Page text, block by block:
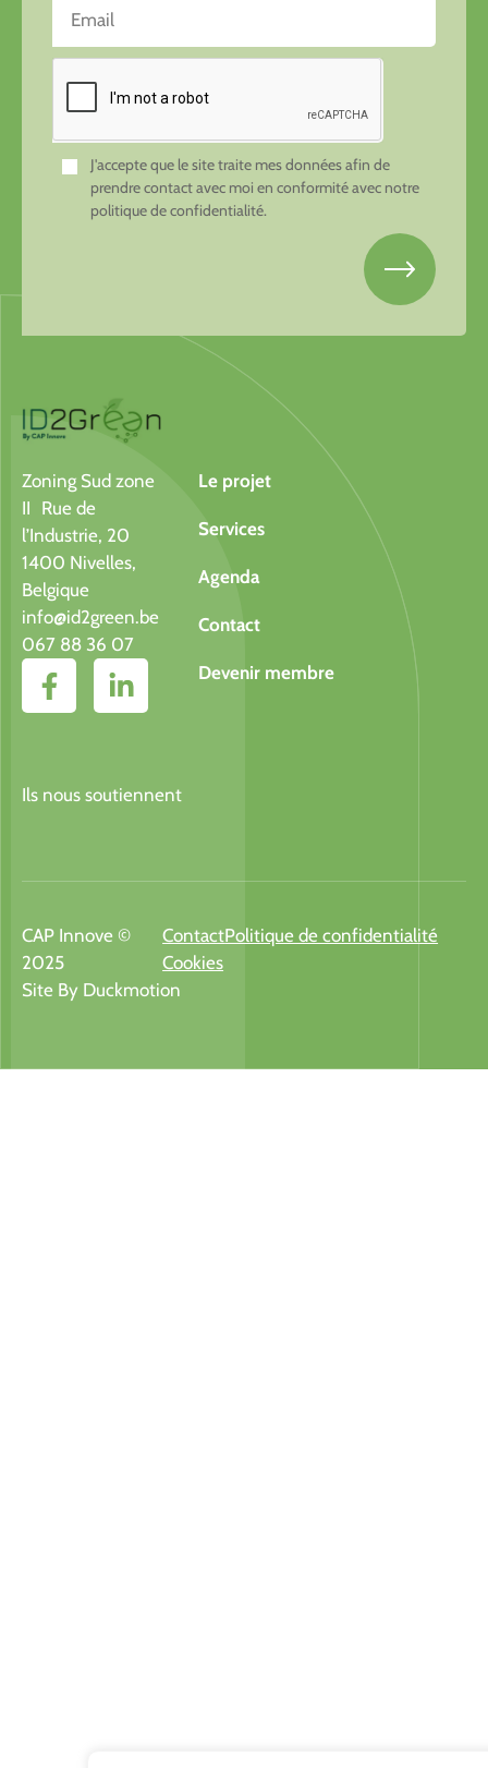
J'accepte que le site traite mes données afin de
prendre contact avec moi en conformité avec notre
politique de confidentialité.
Zoning Sud zone
II Rue de
l’Industrie, 20
1400 Nivelles,
Belgique
info@id2green.be
067 88 36 07
Le projet
Services
Agenda
Contact
Devenir membre
Ils nous soutiennent
CAP Innove ©
2025
ContactPolitique de confidentialité
Cookies
Site By Duckmotion